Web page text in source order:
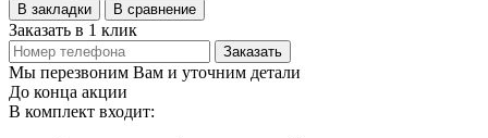
В закладки
В сравнение
Заказать в 1 клик
Заказать
Мы перезвоним Вам и уточним детали
До конца акции
В комплект входит: